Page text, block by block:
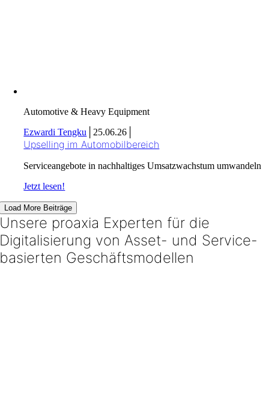
Automotive & Heavy Equipment
Ezwardi Tengku
25.06.26
Upselling im Automobilbereich
Serviceangebote in nachhaltiges Umsatzwachstum umwandeln
Jetzt lesen!
Load More Beiträge
Unsere proaxia Experten für die
Digitalisierung von Asset- und Service-
basierten Geschäftsmodellen